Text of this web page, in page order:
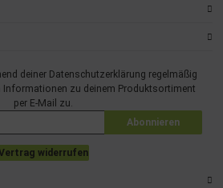
deiner Datenschutzerklärung regelmäßig
Informationen zu deinem Produktsortiment
per E-Mail zu.
Abonnieren
widerrufen